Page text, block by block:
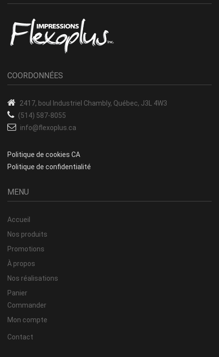
COORDONNÉES
2417, boul Industriel Chambly, Québec, J3L 4W3
(514) 587-8055
info@flexoplus.ca
Politique de cookies CA
Politique de confidentialité
MENU
Accueil
Nos produits
Promotions
À propos
Nos réalisations
Panier
Commander
Mon compte
Contact